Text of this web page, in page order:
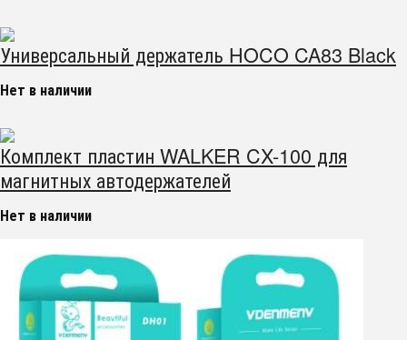
Универсальный держатель HOCO CA83 Black
Нет в наличии
Комплект пластин WALKER CX-100 для
магнитных автодержателей
Нет в наличии